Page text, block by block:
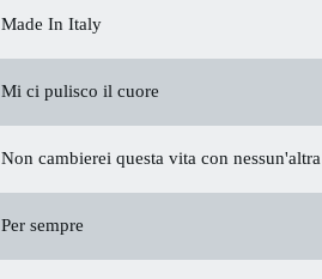
Made In Italy
Mi ci pulisco il cuore
Non cambierei questa vita con nessun'altra
Per sempre